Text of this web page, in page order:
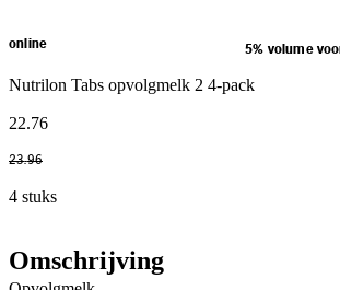
online 5% volume
Nutrilon Tabs opvolgmelk 2 4-pack
22.76
23.96
4 stuks
Omschrijving